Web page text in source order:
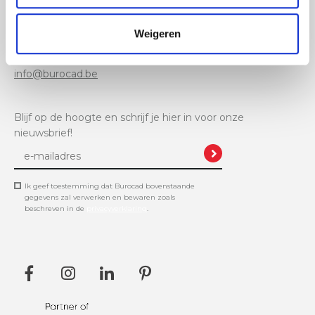
Weigeren
Blijf op de hoogte en schrijf je hier in voor onze
nieuwsbrief!
Ik geef toestemming dat Burocad bovenstaande
gegevens zal verwerken en bewaren zoals
beschreven in de
Burocad:
Corda Campus Hasselt, Gebouw 6
+32 11 61 11 48
info@burocad.be